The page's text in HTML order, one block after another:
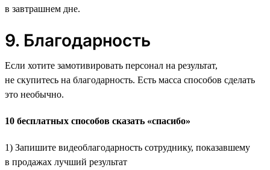
в завтрашнем дне.
9. Благодарность
Если хотите замотивировать персонал на результат,
не скупитесь на благодарность. Есть масса способов сделать
это необычно.
10 бесплатных способов сказать «спасибо»
1) Запишите видеоблагодарность сотруднику, показавшему
в продажах лучший результат